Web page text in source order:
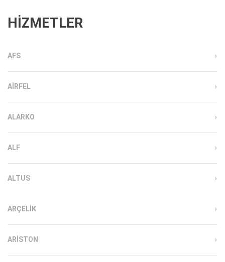
HİZMETLER
AFS
AIRFEL
ALARKO
ALF
ALTUS
ARÇELIK
ARISTON